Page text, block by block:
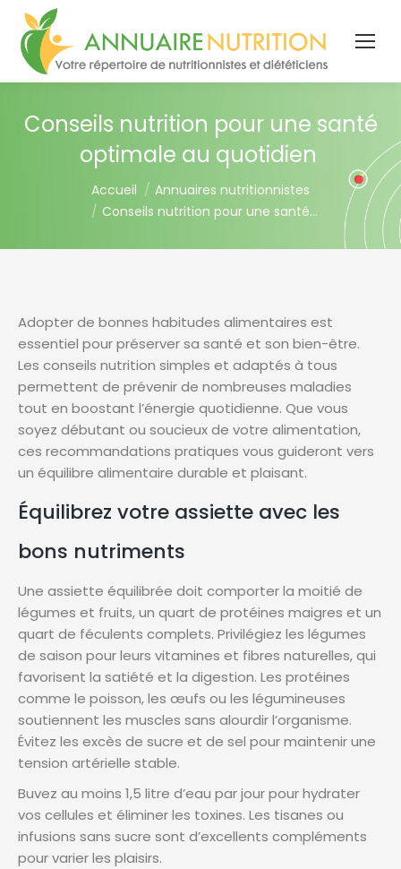
Conseils nutrition pour une santé
optimale au quotidien
You are here:Accueil
Annuaires nutritionnistes
Conseils nutrition pour une santé…
Adopter de bonnes habitudes alimentaires est
essentiel pour préserver sa santé et son bien-être.
Les conseils nutrition simples et adaptés à tous
permettent de prévenir de nombreuses maladies
tout en boostant l’énergie quotidienne. Que vous
soyez débutant ou soucieux de votre alimentation,
ces recommandations pratiques vous guideront vers
un équilibre alimentaire durable et plaisant.
Équilibrez votre assiette avec les
bons nutriments
Une assiette équilibrée doit comporter la moitié de
légumes et fruits, un quart de protéines maigres et un
quart de féculents complets. Privilégiez les légumes
de saison pour leurs vitamines et fibres naturelles, qui
favorisent la satiété et la digestion. Les protéines
comme le poisson, les œufs ou les légumineuses
soutiennent les muscles sans alourdir l’organisme.
Évitez les excès de sucre et de sel pour maintenir une
tension artérielle stable.
Buvez au moins 1,5 litre d’eau par jour pour hydrater
vos cellules et éliminer les toxines. Les tisanes ou
infusions sans sucre sont d’excellents compléments
pour varier les plaisirs.